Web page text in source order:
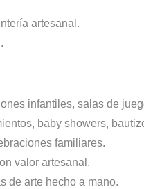
artesanal.
infantiles, salas de
baby showers,
familiares.
valor artesanal.
de arte hecho a mano.